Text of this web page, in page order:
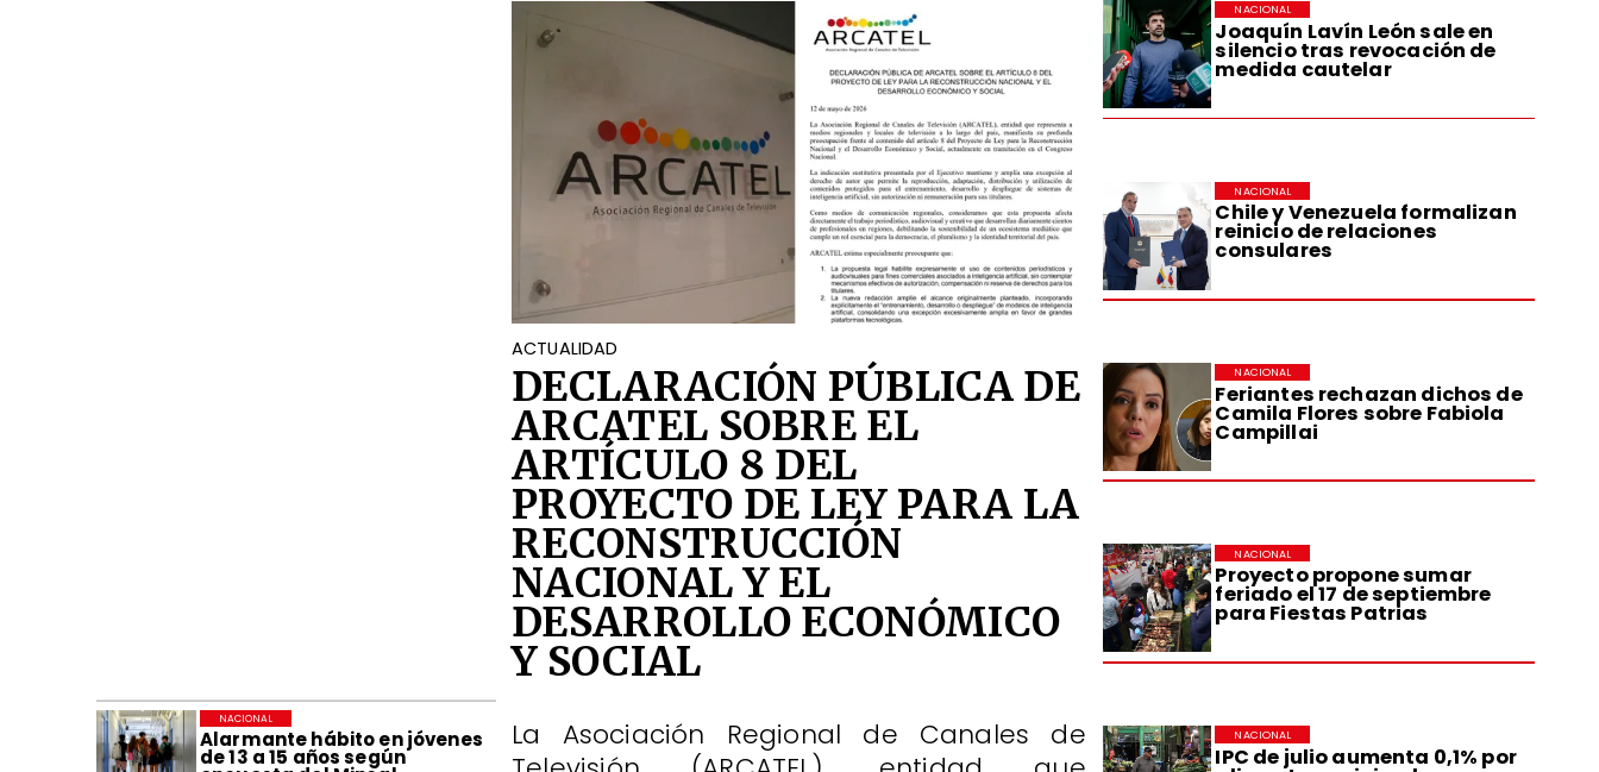
Joaquín Lavín León sale en
silencio tras revocación de
medida cautelar
NACIONAL
Chile y Venezuela formalizan
reinicio de relaciones
consulares
NACIONAL
Feriantes rechazan dichos de
Camila Flores sobre Fabiola
Campillai
NACIONAL
Proyecto propone sumar
feriado el 17 de septiembre
para Fiestas Patrias
NACIONAL
IPC de julio aumenta 0,1% por
NACIONAL
Alarmante hábito en jóvenes
de 13 a 15 años según
NACIONAL
ACTUALIDAD
DECLARACIÓN PÚBLICA DE
ARCATEL SOBRE EL
ARTÍCULO 8 DEL
PROYECTO DE LEY PARA LA
RECONSTRUCCIÓN
NACIONAL Y EL
DESARROLLO ECONÓMICO
Y SOCIAL
La Asociación Regional de Canales de